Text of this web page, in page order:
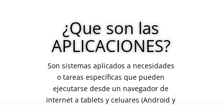
¿Que son las
APLICACIONES?
Son sistemas aplicados a necesidades
o tareas específicas que pueden
ejecutarse desde un navegador de
internet a tablets y celuares (Android y